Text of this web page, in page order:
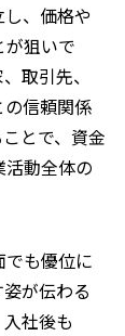
、価格や
狙いで
取引先、
信頼関係
とで、資金
動全体の
でも優位に
が伝わる
社後も